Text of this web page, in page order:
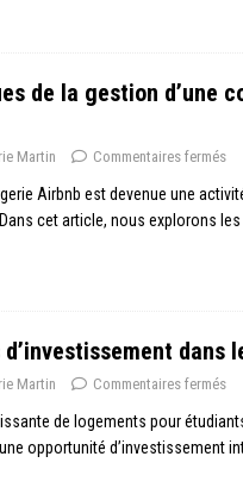
de la gestion d’une
Martin Commentaires fermés
Airbnb est devenue une
cet article, nous explorons
Martin Commentaires fermés
de logements pour
opportunité d’investissement